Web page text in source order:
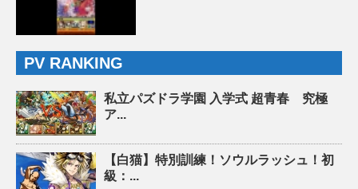
PV RANKING
私立パズドラ学園 入学式 超青春 究極
ア...
【白猫】特別訓練！ソウルラッシュ！初
級：...